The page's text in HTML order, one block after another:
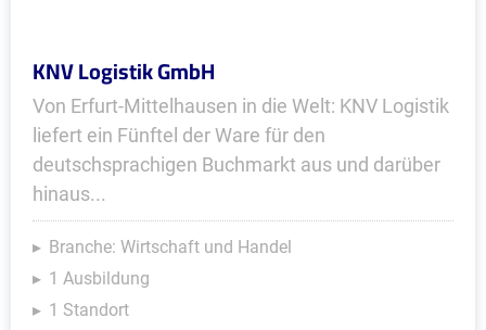
KNV Logistik GmbH
Von Erfurt-Mittelhausen in die Welt: KNV Logistik
liefert ein Fünftel der Ware für den
deutschsprachigen Buchmarkt aus und darüber
hinaus...
Branche: Wirtschaft und Handel
1 Ausbildung
1 Standort